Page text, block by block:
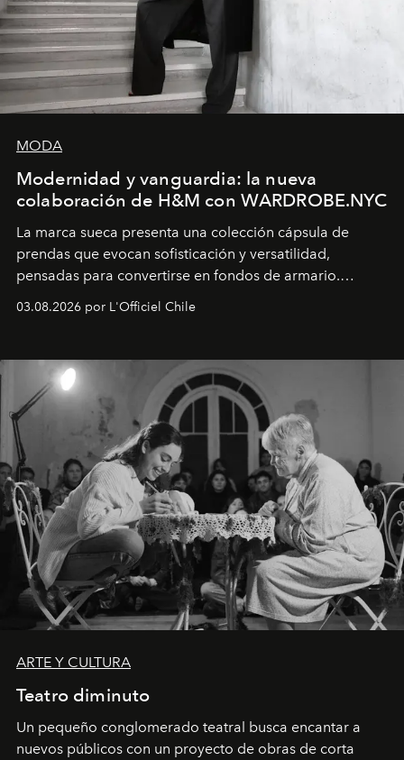
MODA
Modernidad y vanguardia: la nueva
colaboración de H&M con WARDROBE.NYC
La marca sueca presenta una colección cápsula de
prendas que evocan sofisticación y versatilidad,
pensadas para convertirse en fondos de armario.
Disponible en Chile desde el 6 de agosto.
03.08.2026 por L'Officiel Chile
ARTE Y CULTURA
Teatro diminuto
Un pequeño conglomerado teatral busca encantar a
nuevos públicos con un proyecto de obras de corta